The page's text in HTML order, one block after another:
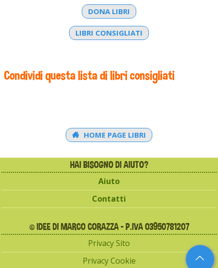
DONA LIBRI
LIBRI CONSIGLIATI
Condividi questa lista di libri consigliati
HOME PAGE LIBRI
HAI BISOGNO DI AIUTO?
Aiuto
Contatti
© IDEE DI MARCO CORAZZA - P.IVA 03950781207
Privacy Sito
Privacy Cookie